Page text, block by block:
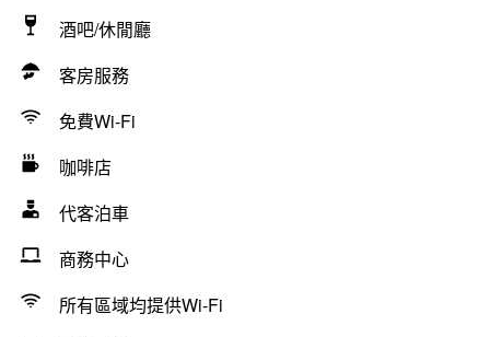
酒吧/休閒廳
客房服務
免費Wi-Fi
咖啡店
代客泊車
商務中心
所有區域均提供Wi-Fi